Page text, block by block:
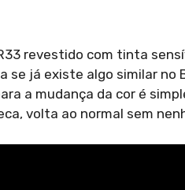
revestido com tinta
se já existe algo similar
a mudança da cor é
volta ao normal sem